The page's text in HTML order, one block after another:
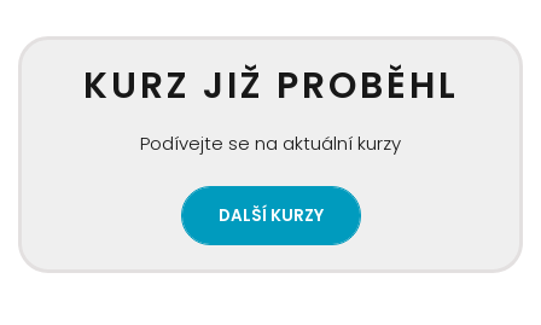
KURZ JIŽ PROBĚHL
Podívejte se na aktuální kurzy
DALŠÍ KURZY